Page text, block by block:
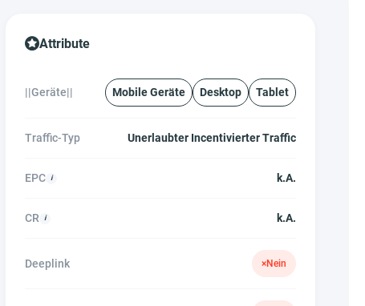
Attribute
||Geräte|| Mobile Geräte Desktop Tablet
Traffic-Typ Unerlaubter Incentivierter Traffic
EPC k.A.
CR k.A.
Deeplink ×Nein